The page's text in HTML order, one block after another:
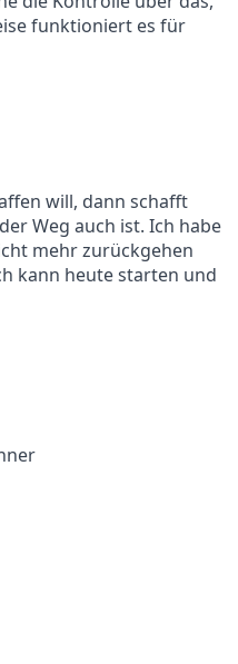
funktioniert es für
will, dann schafft
Weg auch ist. Ich habe
mehr zurückgehen
kann heute starten und